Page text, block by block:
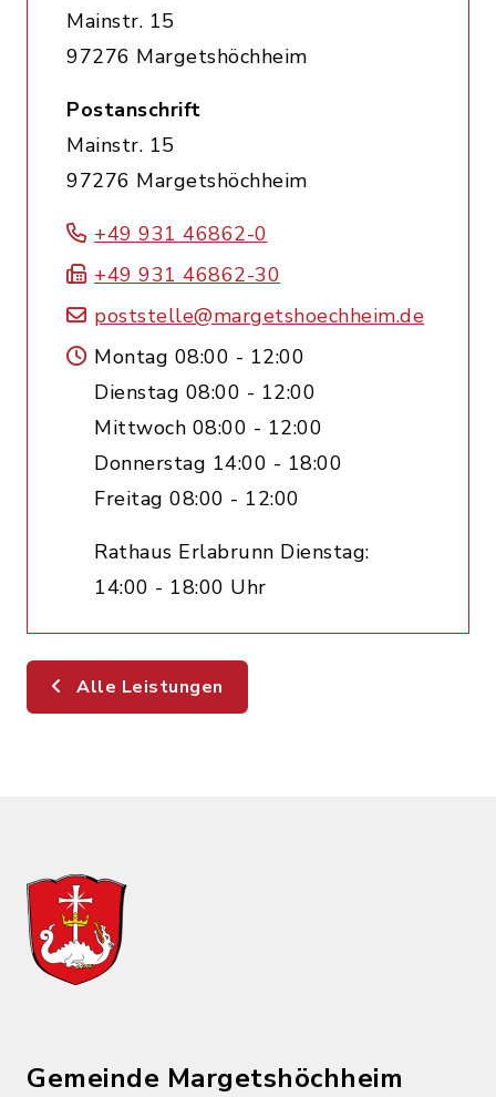
Mainstr. 15
97276 Margetshöchheim
Postanschrift
Mainstr. 15
97276 Margetshöchheim
+49 931 46862-0
+49 931 46862-30
poststelle@margetshoechheim.de
Montag 08:00 - 12:00
Dienstag 08:00 - 12:00
Mittwoch 08:00 - 12:00
Donnerstag 14:00 - 18:00
Freitag 08:00 - 12:00
Rathaus Erlabrunn Dienstag:
14:00 - 18:00 Uhr
Alle Leistungen
Gemeinde Margetshöchheim